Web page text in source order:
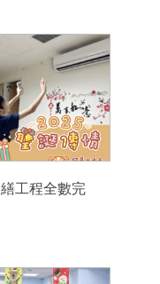
工程全數完